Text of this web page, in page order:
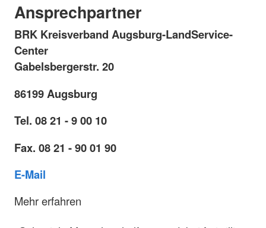
Ansprechpartner
BRK Kreisverband Augsburg-LandService-
Center
Gabelsbergerstr. 20
86199 Augsburg
Tel. 08 21 - 9 00 10
Fax. 08 21 - 90 01 90
E-Mail
Mehr erfahren